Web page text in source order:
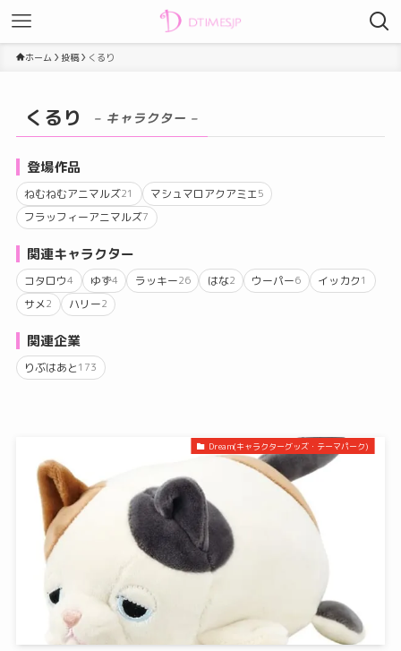
ホーム 投稿 くるり
くるり – キャラクター –
登場作品
ねむねむアニマルズ21 マシュマロアクアミエ5
フラッフィーアニマルズ7
関連キャラクター
コタロウ4 ゆず4 ラッキー26 はな2 ウーパー6 イッカク1
サメ2 ハリー2
関連企業
りぶはあと173
Dream(キャラクターグッズ・テーマパーク)